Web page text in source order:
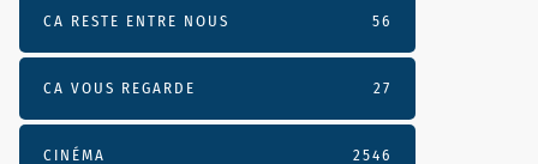
CA RESTE ENTRE NOUS 56
CA VOUS REGARDE 27
CINÉMA 2546